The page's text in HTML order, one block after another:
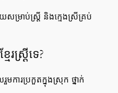
សម្រាប់ស្ត្រី និងក្មេងស្រីគ្រប់
រស្ត្រីទេ?
មការប្រកួតក្នុងស្រុក ថ្នាក់